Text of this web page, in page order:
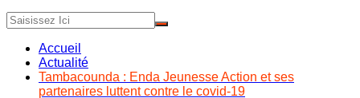
Accueil
Actualité
Tambacounda : Enda Jeunesse Action et ses
partenaires luttent contre le covid-19